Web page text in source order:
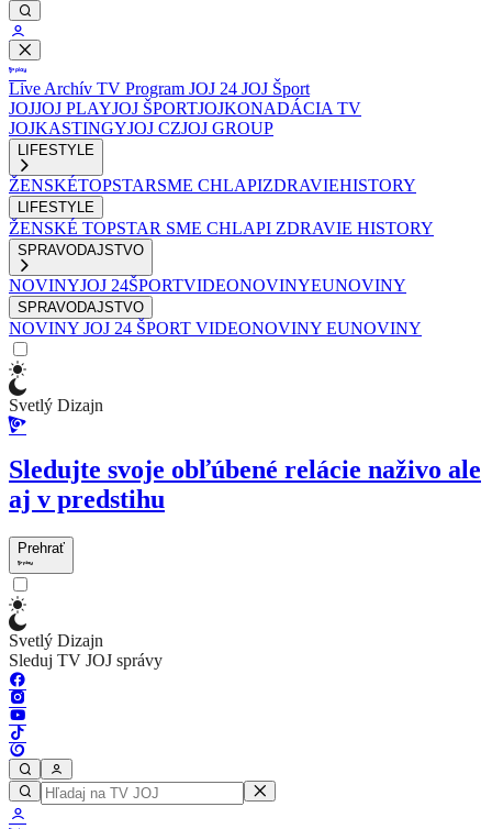
Live Archív TV Program JOJ 24 JOJ Šport
JOJJOJ PLAYJOJ ŠPORTJOJKONADÁCIA TV
JOJKASTINGYJOJ CZJOJ GROUP
LIFESTYLE
ŽENSKÉTOPSTARSME CHLAPIZDRAVIEHISTORY
LIFESTYLE
ŽENSKÉ TOPSTAR SME CHLAPI ZDRAVIE HISTORY
SPRAVODAJSTVO
NOVINYJOJ 24ŠPORTVIDEONOVINYEUNOVINY
SPRAVODAJSTVO
NOVINY JOJ 24 ŠPORT VIDEONOVINY EUNOVINY
Svetlý Dizajn
Sledujte svoje obľúbené relácie naživo ale
aj v predstihu
Prehrať
Svetlý Dizajn
Sleduj TV JOJ správy